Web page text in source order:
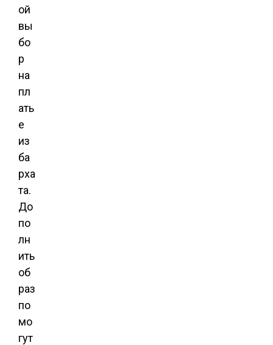
ой
вы
бо
р
на
пл
ать
е
из
ба
рха
та.
До
по
лн
ить
об
раз
по
мо
гут